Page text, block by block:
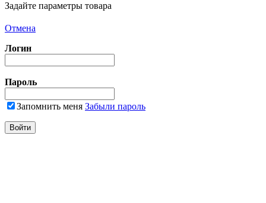
Задайте параметры товара
Отмена
Логин
Пароль
Запомнить меня Забыли пароль